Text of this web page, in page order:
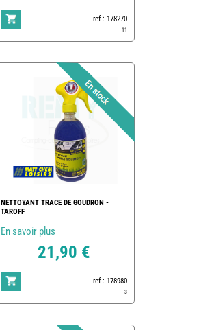
ref : 178270
11
NETTOYANT TRACE DE GOUDRON -
TAROFF
En savoir plus
21,90 €
ref : 178980
3